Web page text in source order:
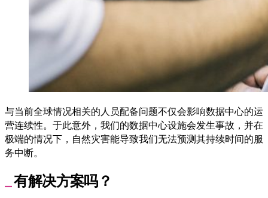
与当前全球情况相关的人员配备问题不仅会影响数据中心的运
营连续性。于此意外，我们的数据中心设施会发生事故，并在
极端的情况下，自然灾害能导致我们无法预测其持续时间的服
务中断。
有解决方案吗？